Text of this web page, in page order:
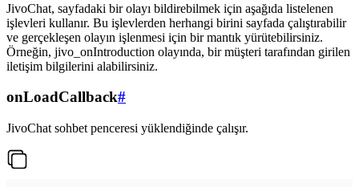
JivoChat, sayfadaki bir olayı bildirebilmek için aşağıda listelenen
işlevleri kullanır. Bu işlevlerden herhangi birini sayfada çalıştırabilir
ve gerçekleşen olayın işlenmesi için bir mantık yürütebilirsiniz.
Örneğin, jivo_onIntroduction olayında, bir müşteri tarafından girilen
iletişim bilgilerini alabilirsiniz.
onLoadCallback#
JivoChat sohbet penceresi yüklendiğinde çalışır.